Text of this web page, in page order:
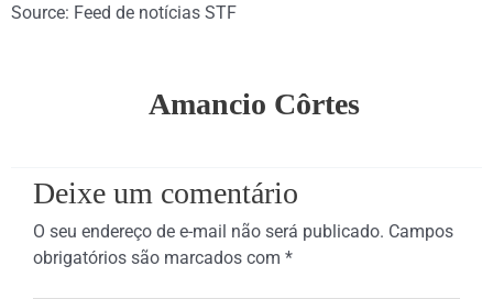
Source: Feed de notícias STF
Amancio Côrtes
Deixe um comentário
O seu endereço de e-mail não será publicado. Campos
obrigatórios são marcados com *